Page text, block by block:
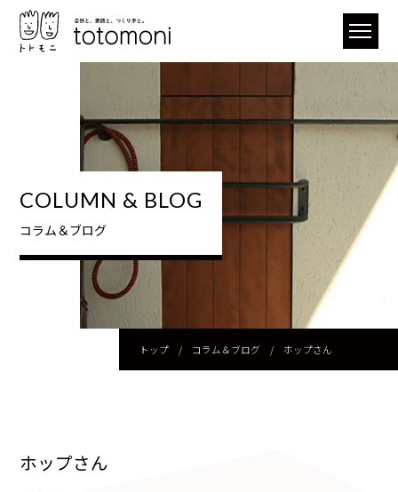
COLUMN & BLOG
コラム＆ブログ
トップ/ コラム＆ブログ / ホップさん
ホップさん